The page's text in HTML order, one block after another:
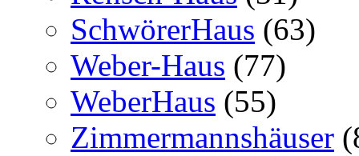
SchwörerHaus (63)
Weber-Haus (77)
WeberHaus (55)
Zimmermannshäuser